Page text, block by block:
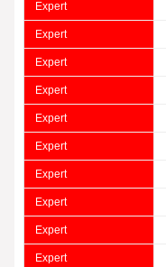
Expert
Expert
Expert
Expert
Expert
Expert
Expert
Expert
Expert
Expert